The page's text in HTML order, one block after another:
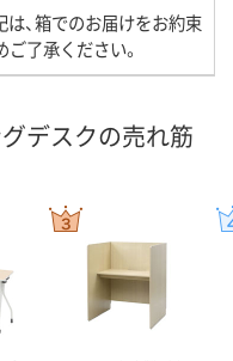
は、箱でのお届けをお約束
了承ください。
デスクの売れ筋